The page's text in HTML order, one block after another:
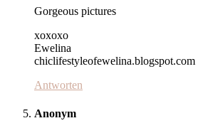
Gorgeous pictures
xoxoxo
Ewelina
chiclifestyleofewelina.blogspot.com
Antworten
Anonym